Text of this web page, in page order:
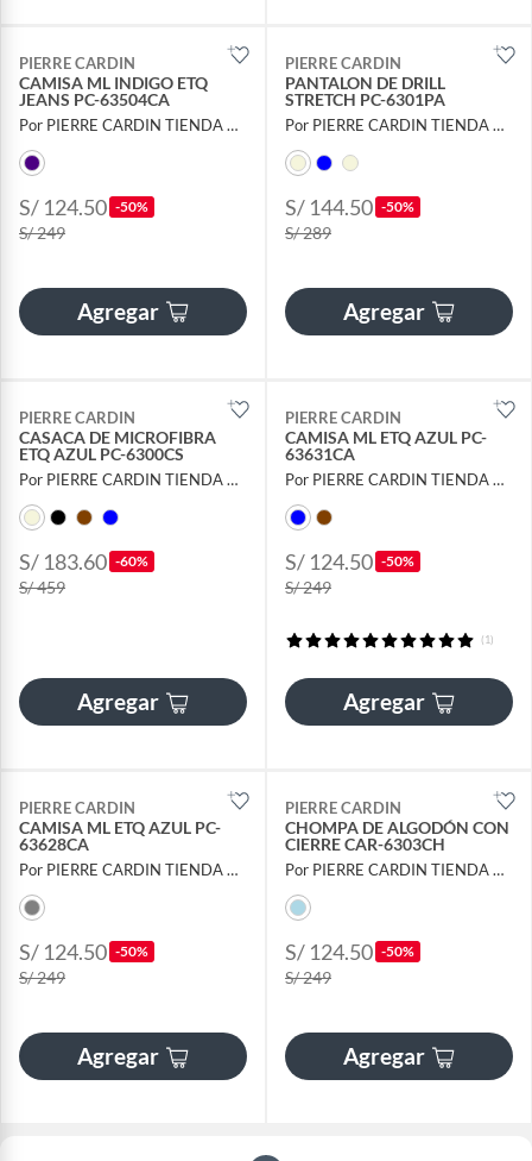
PIERRE CARDIN
CAMISA ML INDIGO ETQ
JEANS PC-63504CA
Por PIERRE CARDIN TIENDA OFICIAL
S/ 124.50 -50%
S/ 249
Agregar
PIERRE CARDIN
PANTALON DE DRILL
STRETCH PC-6301PA
Por PIERRE CARDIN TIENDA OFICIAL
S/ 144.50 -50%
S/ 289
Agregar
PIERRE CARDIN
CASACA DE MICROFIBRA
ETQ AZUL PC-6300CS
Por PIERRE CARDIN TIENDA OFICIAL
S/ 183.60 -60%
S/ 459
Agregar
PIERRE CARDIN
CAMISA ML ETQ AZUL PC-
63631CA
Por PIERRE CARDIN TIENDA OFICIAL
S/ 124.50 -50%
S/ 249
(1)
Agregar
PIERRE CARDIN
CAMISA ML ETQ AZUL PC-
63628CA
Por PIERRE CARDIN TIENDA OFICIAL
S/ 124.50 -50%
S/ 249
Agregar
PIERRE CARDIN
CHOMPA DE ALGODÓN CON
CIERRE CAR-6303CH
Por PIERRE CARDIN TIENDA OFICIAL
S/ 124.50 -50%
S/ 249
Agregar